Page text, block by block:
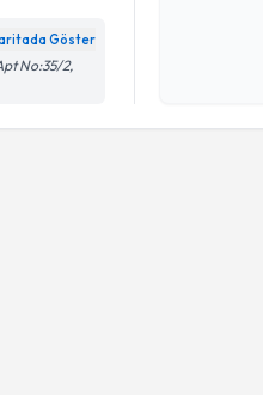
Göster
No:35/2,
Kişisel